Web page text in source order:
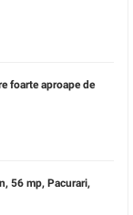
foarte aproape de
56 mp, Pacurari,